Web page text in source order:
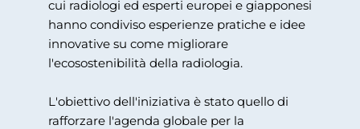
cui radiologi ed esperti europei e giapponesi
hanno condiviso esperienze pratiche e idee
innovative su come migliorare
l'ecosostenibilità della radiologia.
L'obiettivo dell'iniziativa è stato quello di
rafforzare l'agenda globale per la